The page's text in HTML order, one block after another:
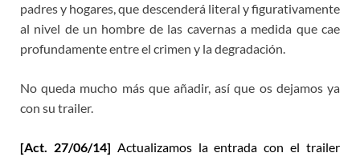
padres y hogares, que descenderá literal y figurativamente
al nivel de un hombre de las cavernas a medida que cae
profundamente entre el crimen y la degradación.
No queda mucho más que añadir, así que os dejamos ya
con su trailer.
[Act. 27/06/14] Actualizamos la entrada con el trailer